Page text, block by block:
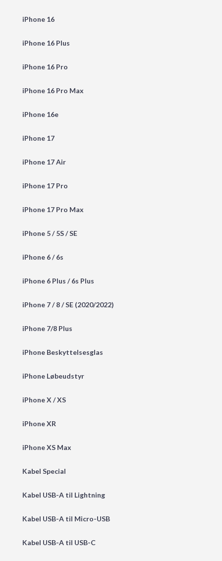
iPhone 16
iPhone 16 Plus
iPhone 16 Pro
iPhone 16 Pro Max
iPhone 16e
iPhone 17
iPhone 17 Air
iPhone 17 Pro
iPhone 17 Pro Max
iPhone 5 / 5S / SE
iPhone 6 / 6s
iPhone 6 Plus / 6s Plus
iPhone 7 / 8 / SE (2020/2022)
iPhone 7/8 Plus
iPhone Beskyttelsesglas
iPhone Løbeudstyr
iPhone X / XS
iPhone XR
iPhone XS Max
Kabel Special
Kabel USB-A til Lightning
Kabel USB-A til Micro-USB
Kabel USB-A til USB-C